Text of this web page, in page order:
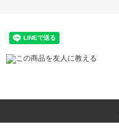
この商品を友人に教える